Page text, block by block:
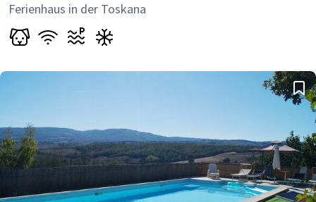
Ferienhaus in der Toskana